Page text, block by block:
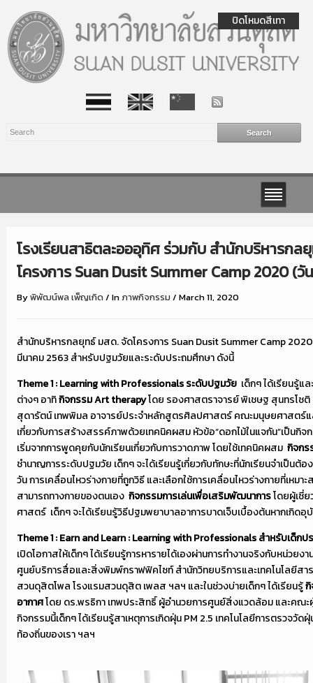
โรงเรียนสาธิตละอออุทิศ ร่วมกับ สำนักบริหารกล
โครงการ Suan Dusit Summer Camp 2020 (วั
Byพิพัฒน์พล เพ็ญเกิด / Inภาพกิจกรรม / March 11, 2020
สำนักบริหารกลยุทธ์ มสด. จัดโครงการ Suan Dusit Summer Camp
มีนาคม 2563 สำหรับปฐมวัยและระดับประถมศึกษา ดังนี้
Theme 1 : Learning with Professionals ระดับปฐมวัยเด็กๆ ได้เรียนรู้แ
ต่างๆ อาทิกิจกรรมArt therapyโดย รองศาสตราจารย์ พิเชษฐ สุนทรโช
สุดารัตน์ เทพพิมล อาจารย์ประจำหลักสูตรศิลปศาสตร์ คณะมนุษยศาสตร์แ
เกี่ยวกับการสร้างสรรค์ภาพด้วยเทคนิคผสม หัวข้อ“ดอกไม้ในแจกัน”เป็นกิจ
เริ่มจากการพูดคุยกับนักเรียนเกี่ยวกับการวาดภาพ โดยใช้เทคนิคผสม กิจก
ชำนาญการระดับปฐมวัย เด็กๆ จะได้เรียนรู้เกี่ยวกับทักษะที่นักเรียนจำเป็นต้อ
วัน การเคลื่อนไหวร่างกายที่ถูกวิธี และเลือกใช้การเคลื่อนไหวร่างกายที่เหม
สามารถทางกายของตนเอง กิจกรรมการเล่นเพื่อเสริมพัฒนาการโดยผู้เชี่
ศาสตร์ เด็กๆ จะได้เรียนรู้วิธีปฐมพยาบาลอาการบาดเจ็บเบื้องต้นหากเกิดอุ
Theme 1 : Earn and Learn : Learning with Professionals สำหรับเด็กป
เปิดโอกาสให้เด็กๆ ได้เรียนรู้การหารายได้เองผ่านการทำงานจริงกับหน่วยง
ศูนย์บริการสื่อและสิ่งพิมพ์กราฟฟิคไซท์ สำนักวิทยบริการและเทคโนโลยีส
สวนดุสิตโพล โรงแรมสวนดุสิต เพลส ฯลฯ และในช่วงบ่ายเด็กๆ ได้เรียนรู้
อากาศโดย ดร.พรธิกา เทพประสิทธิ์ ผู้อำนวยการศูนย์สิ่งแวดล้อม และคณ
กิจกรรมนี้เด็กๆ ได้เรียนรู้สาเหตุการเกิดฝุ่น PM 2.5 เทคโนโลยีการตรวจวั
ท้องถิ่นของเรา ฯลฯ
ปิดโหมดสีเทา